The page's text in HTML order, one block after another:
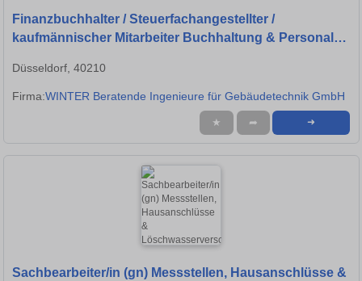
Finanzbuchhalter / Steuerfachangestellter /
kaufmännischer Mitarbeiter Buchhaltung & Personal
Düsseldorf, 40210
Firma:WINTER Beratende Ingenieure für Gebäudetechnik GmbH
★ ➦ ➜
Sachbearbeiter/in (gn) Messstellen, Hausanschlüsse &